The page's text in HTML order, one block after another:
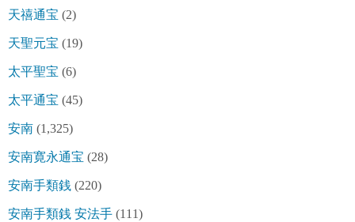
天禧通宝 (2)
天聖元宝 (19)
太平聖宝 (6)
太平通宝 (45)
安南 (1,325)
安南寛永通宝 (28)
安南手類銭 (220)
安南手類銭 安法手 (111)